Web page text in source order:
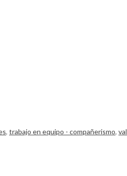
, trabajo en equipo - compañerismo,